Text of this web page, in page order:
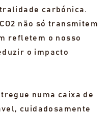
carbónica.
não só transmitem
refletem o nosso
o impacto
numa caixa de
cuidadosamente